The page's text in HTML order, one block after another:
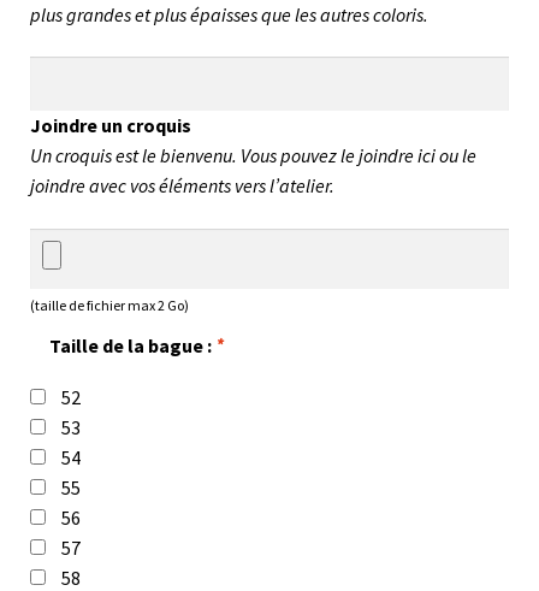
plus grandes et plus épaisses que les autres coloris.
Joindre un croquis
Un croquis est le bienvenu. Vous pouvez le joindre ici ou le
joindre avec vos éléments vers l’atelier.
(taille de fichier max 2 Go)
Taille de la bague : *
52
53
54
55
56
57
58